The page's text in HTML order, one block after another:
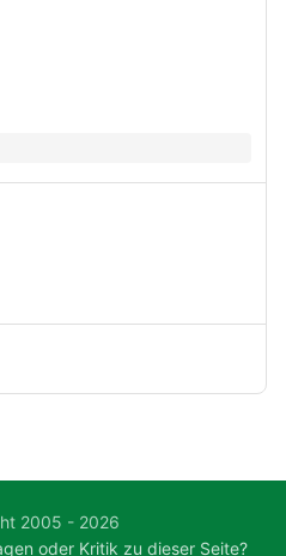
2005 - 2026
oder Kritik zu dieser Seite?